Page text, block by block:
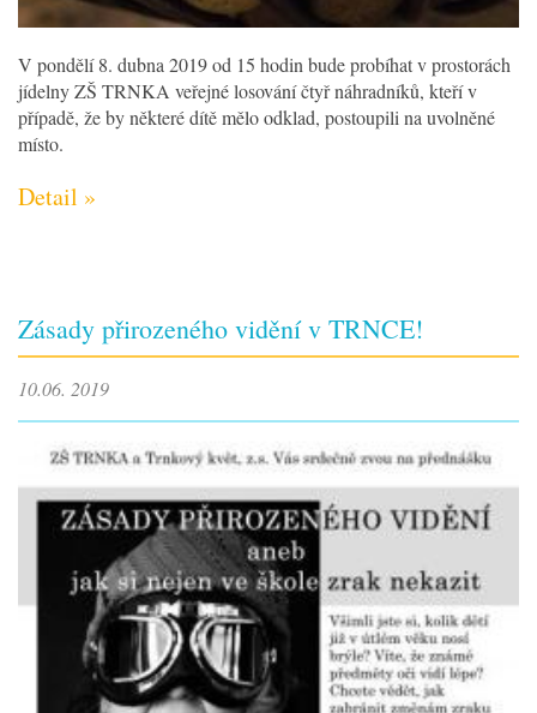
V pondělí 8. dubna 2019 od 15 hodin bude probíhat v prostorách
jídelny ZŠ TRNKA veřejné losování čtyř náhradníků, kteří v
případě, že by některé dítě mělo odklad, postoupili na uvolněné
místo.
Detail »
Zásady přirozeného vidění v TRNCE!
10.06. 2019